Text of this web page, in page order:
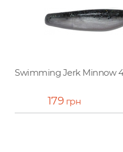
Swimming Jerk Minnow
179 грн